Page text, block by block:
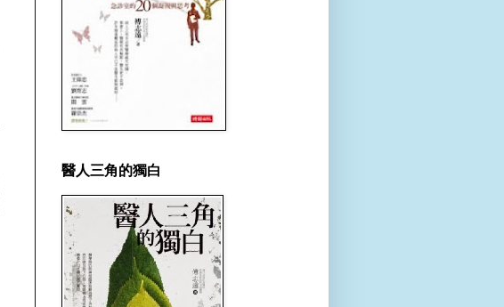
醫人三角的獨白